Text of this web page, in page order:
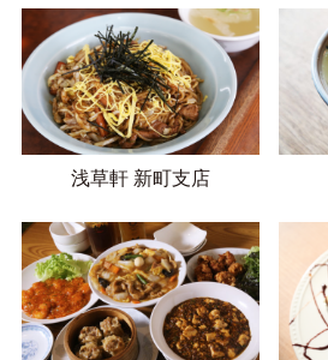
浅草軒 新町支店